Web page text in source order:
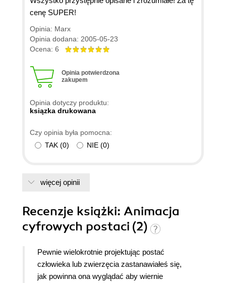
cenę SUPER!
Opinia: Marx
Opinia dodana: 2005-05-23
Ocena: 6
Opinia potwierdzona
zakupem
Opinia dotyczy produktu:
ksiązka drukowana
Czy opinia była pomocna:
TAK (0) NIE (0)
więcej opinii
Recenzje książki: Animacja
cyfrowych postaci (2)
Pewnie wielokrotnie projektując postać
człowieka lub zwierzęcia zastanawiałeś się,
jak powinna ona wyglądać aby wiernie